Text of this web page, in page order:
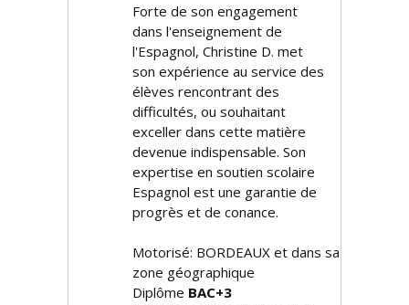
Forte de son engagement
dans l'enseignement de
l'Espagnol, Christine D. met
son expérience au service des
élèves rencontrant des
difficultés, ou souhaitant
exceller dans cette matière
devenue indispensable. Son
expertise en soutien scolaire
Espagnol est une garantie de
progrès et de confiance.
Motorisé: BORDEAUX et dans sa
zone géographique
Diplôme BAC+3